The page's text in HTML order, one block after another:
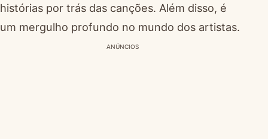
histórias por trás das canções. Além disso, é
um mergulho profundo no mundo dos artistas.
ANÚNCIOS